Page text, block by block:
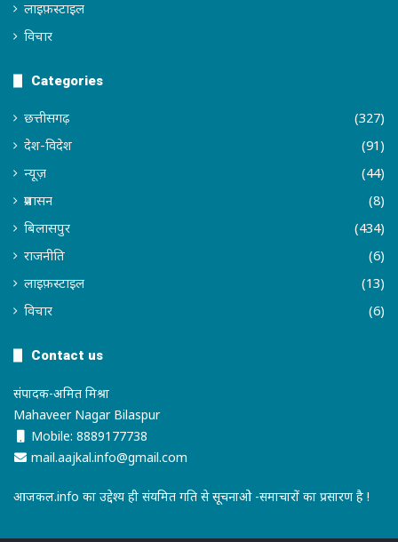
लाइफ़स्टाइल
विचार
Categories
छत्तीसगढ़
(327)
देश-विदेश
(91)
न्यूज़
(44)
प्रशासन
(8)
बिलासपुर
(434)
राजनीति
(6)
लाइफ़स्टाइल
(13)
विचार
(6)
Contact us
संपादक-अमित मिश्रा
Mahaveer Nagar Bilaspur
Mobile: 8889177738
mail.aajkal.info@gmail.com
आजकल.info का उद्देश्य ही संयमित गति से सूचनाओ -समाचारों का प्रसारण है !